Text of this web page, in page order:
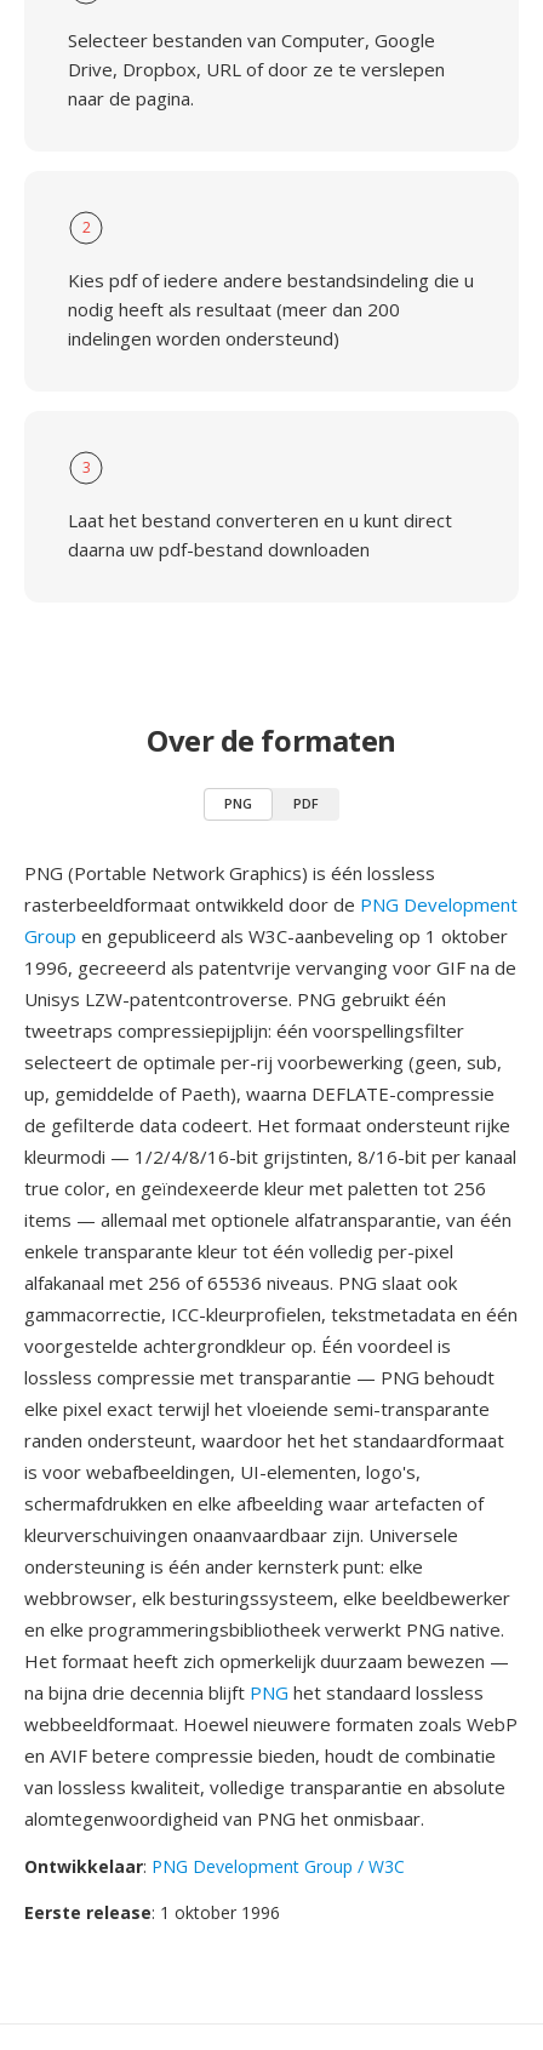
Selecteer bestanden van Computer, Google
Drive, Dropbox, URL of door ze te verslepen
naar de pagina.
2
Kies pdf of iedere andere bestandsindeling die u
nodig heeft als resultaat (meer dan 200
indelingen worden ondersteund)
3
Laat het bestand converteren en u kunt direct
daarna uw pdf-bestand downloaden
Over de formaten
PNG PDF
PNG (Portable Network Graphics) is één lossless
rasterbeeldformaat ontwikkeld door de PNG Development
Group en gepubliceerd als W3C-aanbeveling op 1 oktober
1996, gecreeerd als patentvrije vervanging voor GIF na de
Unisys LZW-patentcontroverse. PNG gebruikt één
tweetraps compressiepijplijn: één voorspellingsfilter
selecteert de optimale per-rij voorbewerking (geen, sub,
up, gemiddelde of Paeth), waarna DEFLATE-compressie
de gefilterde data codeert. Het formaat ondersteunt rijke
kleurmodi — 1/2/4/8/16-bit grijstinten, 8/16-bit per kanaal
true color, en geïndexeerde kleur met paletten tot 256
items — allemaal met optionele alfatransparantie, van één
enkele transparante kleur tot één volledig per-pixel
alfakanaal met 256 of 65536 niveaus. PNG slaat ook
gammacorrectie, ICC-kleurprofielen, tekstmetadata en één
voorgestelde achtergrondkleur op. Één voordeel is
lossless compressie met transparantie — PNG behoudt
elke pixel exact terwijl het vloeiende semi-transparante
randen ondersteunt, waardoor het het standaardformaat
is voor webafbeeldingen, UI-elementen, logo's,
schermafdrukken en elke afbeelding waar artefacten of
kleurverschuivingen onaanvaardbaar zijn. Universele
ondersteuning is één ander kernsterk punt: elke
webbrowser, elk besturingssysteem, elke beeldbewerker
en elke programmeringsbibliotheek verwerkt PNG native.
Het formaat heeft zich opmerkelijk duurzaam bewezen —
na bijna drie decennia blijft PNG het standaard lossless
webbeeldformaat. Hoewel nieuwere formaten zoals WebP
en AVIF betere compressie bieden, houdt de combinatie
van lossless kwaliteit, volledige transparantie en absolute
alomtegenwoordigheid van PNG het onmisbaar.
Ontwikkelaar: PNG Development Group / W3C
Eerste release: 1 oktober 1996